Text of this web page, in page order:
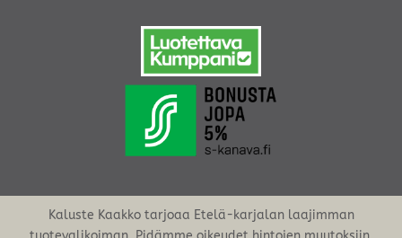
Kaluste Kaakko tarjoaa Etelä-karjalan laajimman